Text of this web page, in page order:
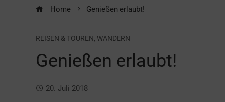
Home Genießen erlaubt!
REISEN & TOUREN, WANDERN
Genießen erlaubt!
20. Juli 2018